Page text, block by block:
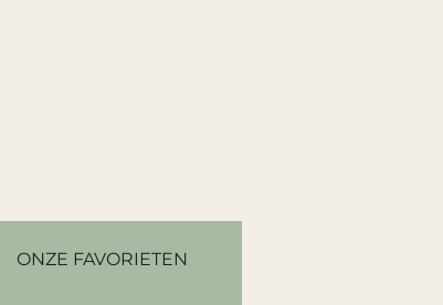
ONZE FAVORIETEN